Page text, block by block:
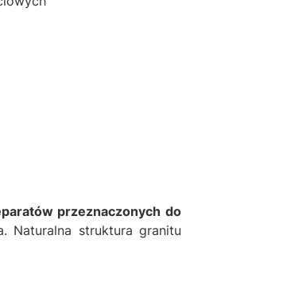
przeznaczonych do
Naturalna struktura granitu